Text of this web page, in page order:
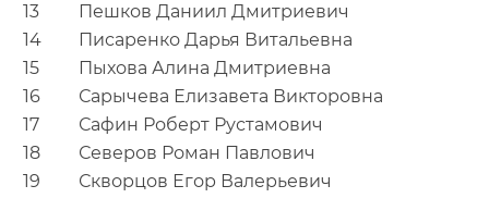
13
Пешков Даниил Дмитриевич
14
Писаренко Дарья Витальевна
15
Пыхова Алина Дмитриевна
16
Сарычева Елизавета Викторовна
17
Сафин Роберт Рустамович
18
Северов Роман Павлович
19
Скворцов Егор Валерьевич